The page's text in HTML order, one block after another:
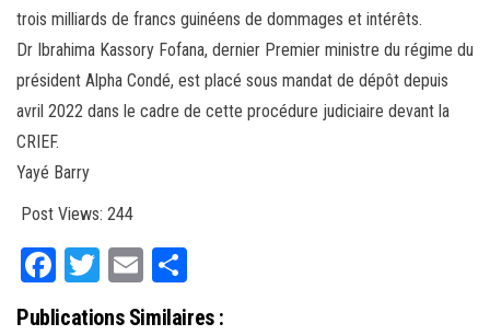
trois milliards de francs guinéens de dommages et intérêts.
Dr Ibrahima Kassory Fofana, dernier Premier ministre du régime du
président Alpha Condé, est placé sous mandat de dépôt depuis
avril 2022 dans le cadre de cette procédure judiciaire devant la
CRIEF.
Yayé Barry
Post Views: 244
Fa
ce
T
E
m
Publications Similaires :